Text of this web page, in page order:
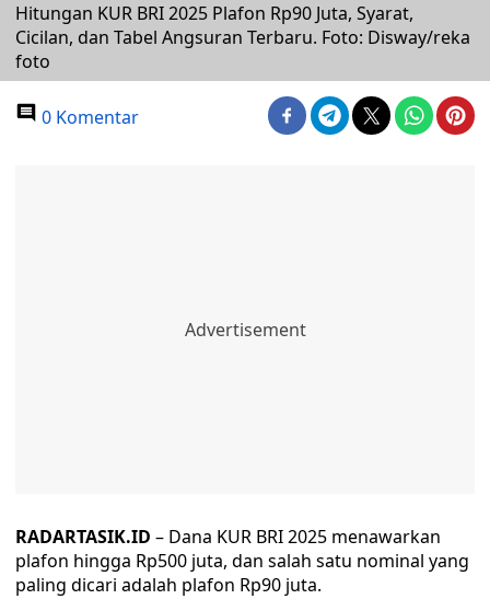
Hitungan KUR BRI 2025 Plafon Rp90 Juta, Syarat,
Cicilan, dan Tabel Angsuran Terbaru. Foto: Disway/reka
foto
0 Komentar
RADARTASIK.ID – Dana KUR BRI 2025 menawarkan
plafon hingga Rp500 juta, dan salah satu nominal yang
paling dicari adalah plafon Rp90 juta.